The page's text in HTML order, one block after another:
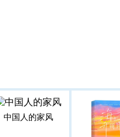
中国人的家风